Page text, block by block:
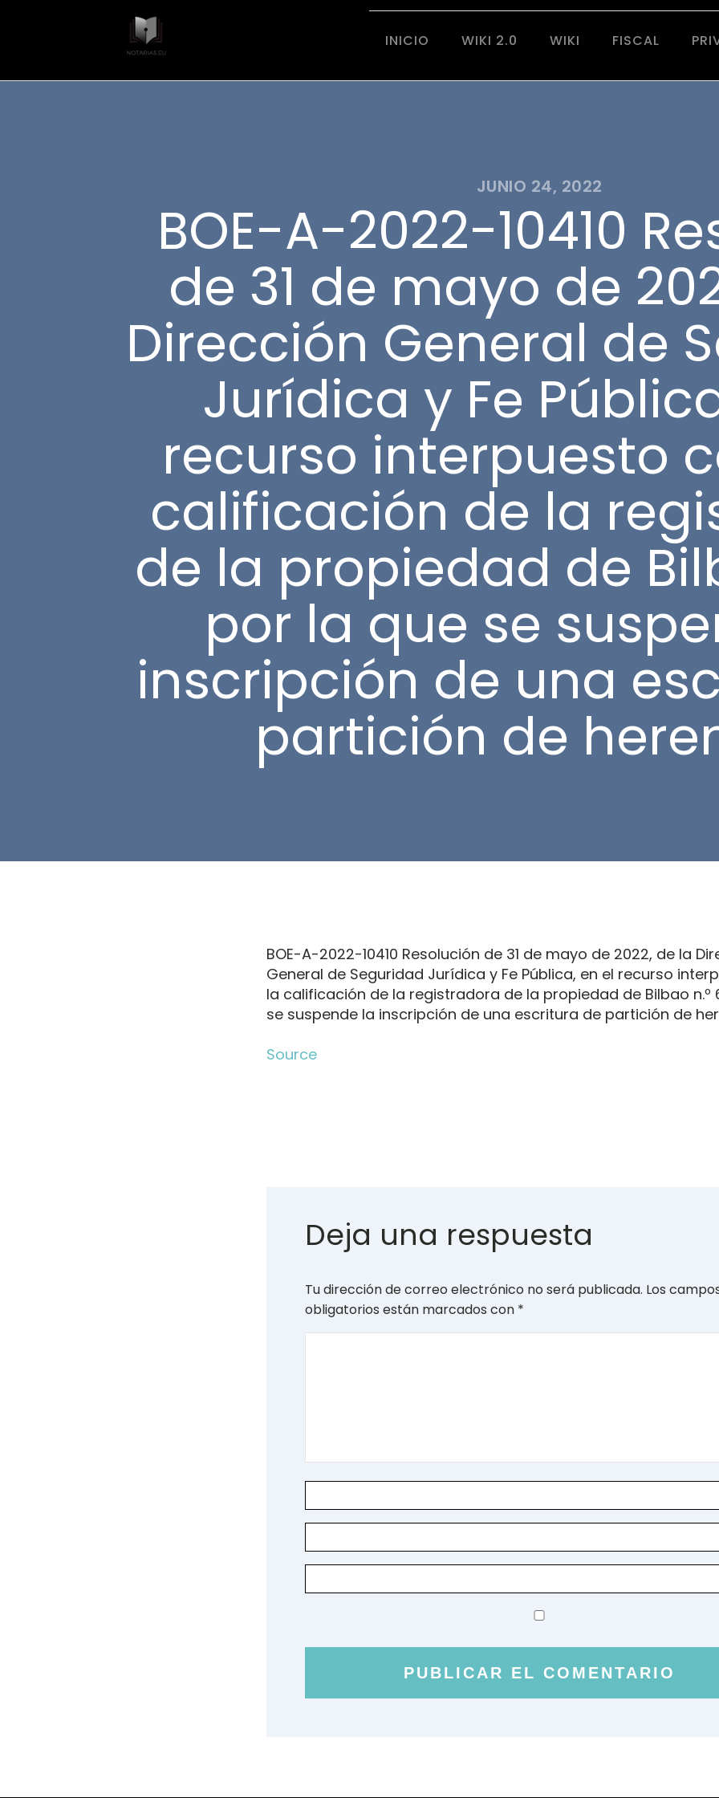
INICIO WIKI 2.0 WIKI FISCAL
JUNIO 24, 2022
BOE-A-2022-10410
de 31 de mayo de
Dirección General de
Jurídica y Fe
recurso interpuesto
calificación de la
de la propiedad de
por la que se
inscripción de una
partición de
BOE-A-2022-10410 Resolución de 31 de mayo de 2022, de la
General de Seguridad Jurídica y Fe Pública, en el recurso
la calificación de la registradora de la propiedad de Bilbao n.º
se suspende la inscripción de una escritura de partición de
Source
Deja una respuesta
Tu dirección de correo electrónico no será publicada. Los
obligatorios están marcados con *